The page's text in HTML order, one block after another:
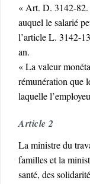
« Art. D. 3142-82.
auquel le salarié
l’article L. 3142-
an.
« La valeur
rémunération que
laquelle
Article 2
La ministre du
familles et la
santé, des